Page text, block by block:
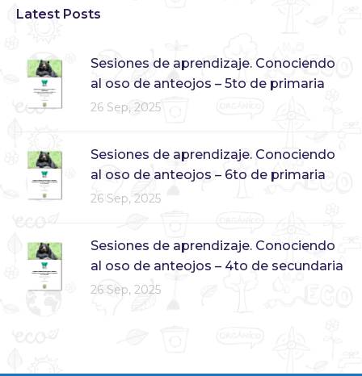
Latest Posts
Sesiones de aprendizaje. Conociendo
al oso de anteojos – 5to de primaria
26 Sep, 2025
Sesiones de aprendizaje. Conociendo
al oso de anteojos – 6to de primaria
26 Sep, 2025
Sesiones de aprendizaje. Conociendo
al oso de anteojos – 4to de secundaria
26 Sep, 2025